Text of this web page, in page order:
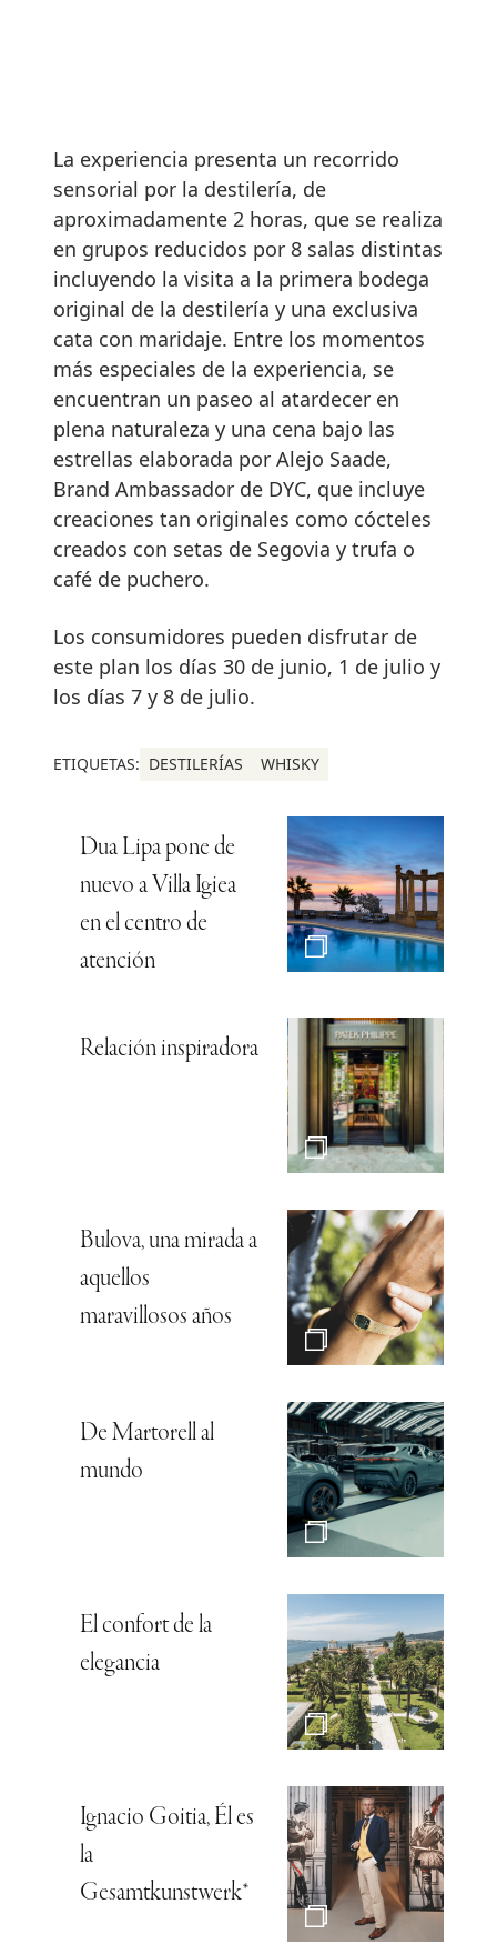
La experiencia presenta un recorrido
sensorial por la destilería, de
aproximadamente 2 horas, que se realiza
en grupos reducidos por 8 salas distintas
incluyendo la visita a la primera bodega
original de la destilería y una exclusiva
cata con maridaje. Entre los momentos
más especiales de la experiencia, se
encuentran un paseo al atardecer en
plena naturaleza y una cena bajo las
estrellas elaborada por Alejo Saade,
Brand Ambassador de DYC, que incluye
creaciones tan originales como cócteles
creados con setas de Segovia y trufa o
café de puchero.
Los consumidores pueden disfrutar de
este plan los días 30 de junio, 1 de julio y
los días 7 y 8 de julio.
ETIQUETAS: DESTILERÍAS WHISKY
Dua Lipa pone de
nuevo a Villa Igiea
en el centro de
atención
Relación inspiradora
Bulova, una mirada a
aquellos
maravillosos años
De Martorell al
mundo
El confort de la
elegancia
Ignacio Goitia, Él es
la
Gesamtkunstwerk*